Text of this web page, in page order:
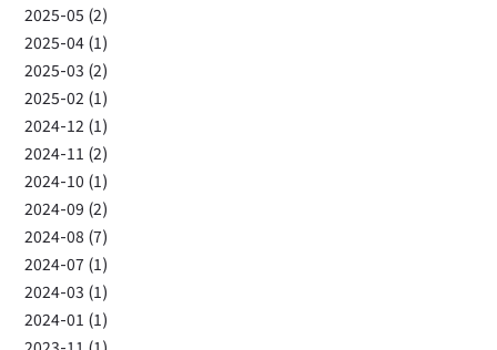
2025-05 (2)
2025-04 (1)
2025-03 (2)
2025-02 (1)
2024-12 (1)
2024-11 (2)
2024-10 (1)
2024-09 (2)
2024-08 (7)
2024-07 (1)
2024-03 (1)
2024-01 (1)